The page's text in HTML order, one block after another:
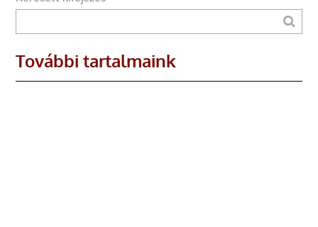
További tartalmaink